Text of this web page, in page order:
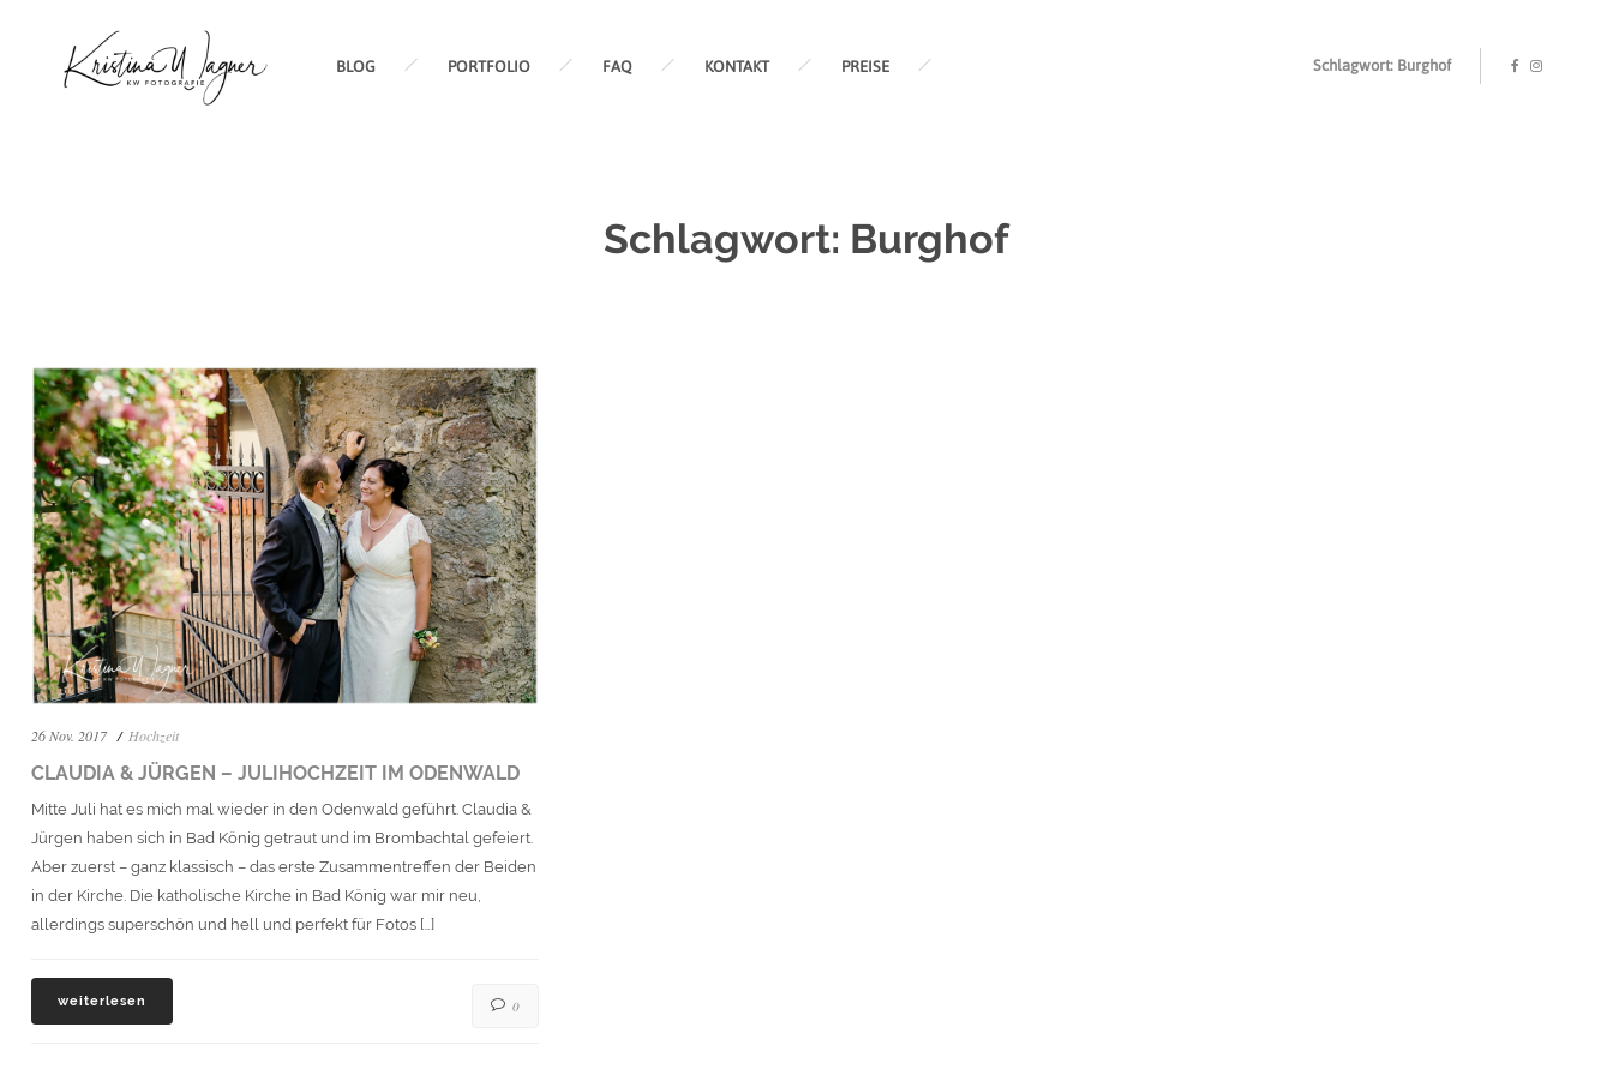
BLOG PORTFOLIO FAQ KONTAKT PREISE Schlagwort: Burghof
Schlagwort: Burghof
26 Nov. 2017 Hochzeit
CLAUDIA & JÜRGEN – JULIHOCHZEIT IM ODENWALD
Mitte Juli hat es mich mal wieder in den Odenwald geführt. Claudia &
Jürgen haben sich in Bad König getraut und im Brombachtal gefeiert.
Aber zuerst – ganz klassisch – das erste Zusammentreffen der Beiden
in der Kirche. Die katholische Kirche in Bad König war mir neu,
allerdings superschön und hell und perfekt für Fotos […]
weiterlesen 0